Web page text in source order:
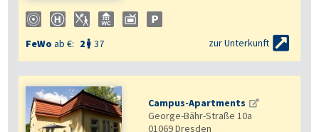
FeWo ab €: 2  37 zur Unterkunft 
Campus-Apartments
George-Bähr-Straße 10a
01069Dresden